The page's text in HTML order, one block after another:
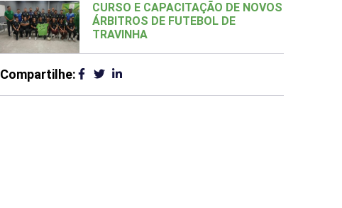
CURSO E CAPACITAÇÃO DE NOVOS
ÁRBITROS DE FUTEBOL DE
TRAVINHA
Compartilhe: